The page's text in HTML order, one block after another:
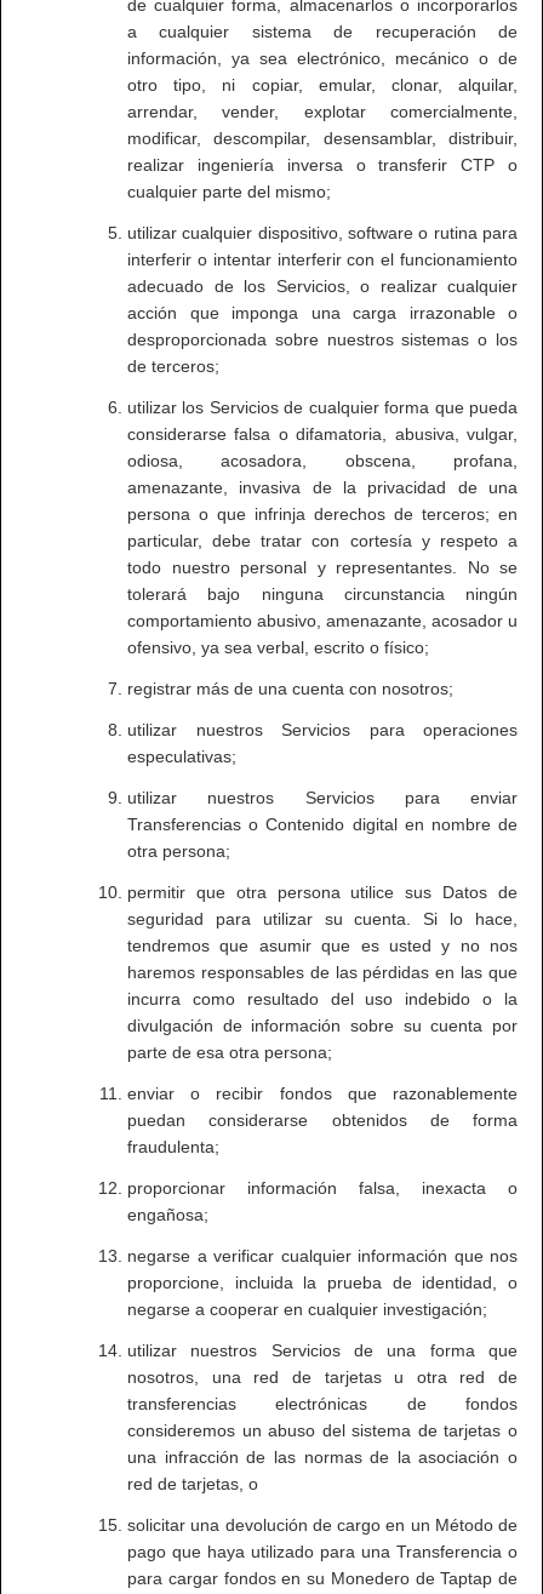
de cualquier forma, almacenarlos o incorporarlos
a cualquier sistema de recuperación de
información, ya sea electrónico, mecánico o de
otro tipo, ni copiar, emular, clonar, alquilar,
arrendar, vender, explotar comercialmente,
modificar, descompilar, desensamblar, distribuir,
realizar ingeniería inversa o transferir CTP o
cualquier parte del mismo;
utilizar cualquier dispositivo, software o rutina para
interferir o intentar interferir con el funcionamiento
adecuado de los Servicios, o realizar cualquier
acción que imponga una carga irrazonable o
desproporcionada sobre nuestros sistemas o los
de terceros;
utilizar los Servicios de cualquier forma que pueda
considerarse falsa o difamatoria, abusiva, vulgar,
odiosa, acosadora, obscena, profana,
amenazante, invasiva de la privacidad de una
persona o que infrinja derechos de terceros; en
particular, debe tratar con cortesía y respeto a
todo nuestro personal y representantes. No se
tolerará bajo ninguna circunstancia ningún
comportamiento abusivo, amenazante, acosador u
ofensivo, ya sea verbal, escrito o físico;
registrar más de una cuenta con nosotros;
utilizar nuestros Servicios para operaciones
especulativas;
utilizar nuestros Servicios para enviar
Transferencias o Contenido digital en nombre de
otra persona;
permitir que otra persona utilice sus Datos de
seguridad para utilizar su cuenta. Si lo hace,
tendremos que asumir que es usted y no nos
haremos responsables de las pérdidas en las que
incurra como resultado del uso indebido o la
divulgación de información sobre su cuenta por
parte de esa otra persona;
enviar o recibir fondos que razonablemente
puedan considerarse obtenidos de forma
fraudulenta;
proporcionar información falsa, inexacta o
engañosa;
negarse a verificar cualquier información que nos
proporcione, incluida la prueba de identidad, o
negarse a cooperar en cualquier investigación;
utilizar nuestros Servicios de una forma que
nosotros, una red de tarjetas u otra red de
transferencias electrónicas de fondos
consideremos un abuso del sistema de tarjetas o
una infracción de las normas de la asociación o
red de tarjetas, o
solicitar una devolución de cargo en un Método de
pago que haya utilizado para una Transferencia o
para cargar fondos en su Monedero de Taptap de